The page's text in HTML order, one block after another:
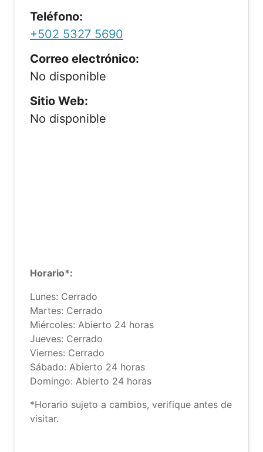
Teléfono:
+502 5327 5690
Correo electrónico:
No disponible
Sitio Web:
No disponible
Horario*:
Lunes: Cerrado
Martes: Cerrado
Miércoles: Abierto 24 horas
Jueves: Cerrado
Viernes: Cerrado
Sábado: Abierto 24 horas
Domingo: Abierto 24 horas
*Horario sujeto a cambios, verifique antes de
visitar.